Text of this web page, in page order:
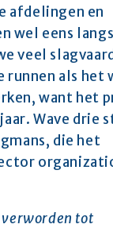
afdelingen en
wel eens langs
veel
runnen als het
want het
Wave drie
die het
verworden tot